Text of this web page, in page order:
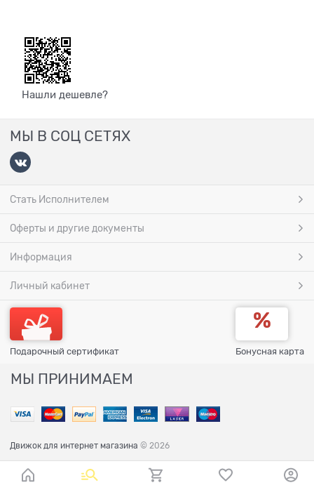
Нашли дешевле?
МЫ В СОЦ СЕТЯХ
Стать Исполнителем
Оферты и другие документы
Информация
Личный кабинет
Подарочный сертификат Бонусная карта
МЫ ПРИНИМАЕМ
Движок для интернет магазина © 2026